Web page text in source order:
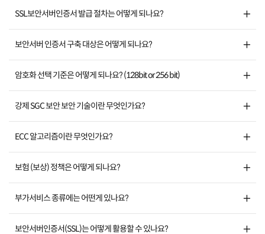
SSL보안서버인증서 발급 절차는 어떻게 되나요?
보안서버 인증서 구축 대상은 어떻게 되나요?
암호화 선택 기준은 어떻게 되나요? (128bit or 256 bit)
강제 SGC 보안 보안 기술이란 무엇인가요?
ECC 알고리즘이란 무엇인가요?
보험 (보상) 정책은 어떻게 되나요?
부가서비스 종류에는 어떤게 있나요?
보안서버인증서(SSL)는 어떻게 활용할 수 있나요?